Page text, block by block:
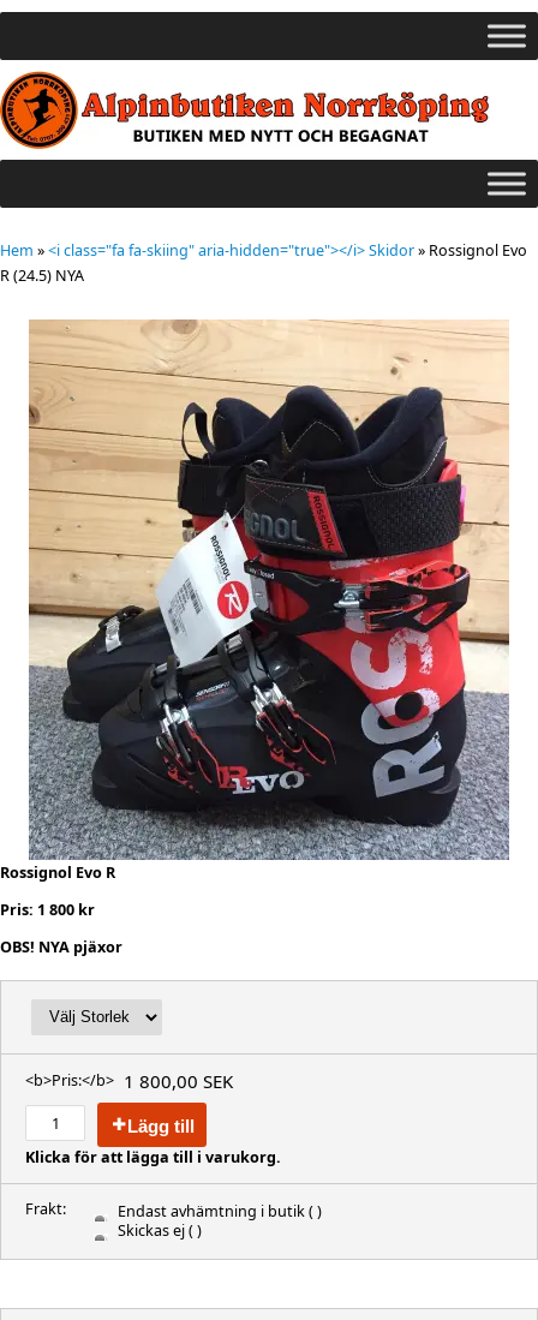
Hem »<i class="fa fa-skiing" aria-hidden="true"></i> Skidor» Rossignol Evo
R (24.5) NYA
Rossignol Evo R
Pris: 1 800 kr
OBS! NYA pjäxor
<b>Pris:</b> 1 800,00 SEK
Lägg till
Klicka för att lägga till i varukorg.
Frakt: Endast avhämtning i butik( )
Skickas ej( )